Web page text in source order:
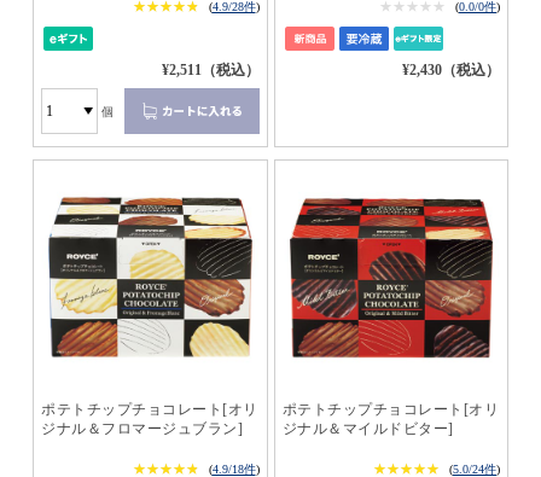
★★★★★
★★★★★ (4.9/28件)
¥2,511（税込）
個
★★★★★
★★★★★ (0.0/0件)
¥2,430（税込）
ポテトチップチョコレート[オリ
ジナル＆フロマージュブラン]
★★★★★
★★★★★ (4.9/18件)
ポテトチップチョコレート[オリ
ジナル＆マイルドビター]
★★★★★
★★★★★ (5.0/24件)